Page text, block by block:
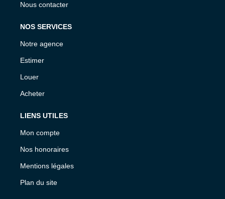
Nous contacter
NOS SERVICES
Notre agence
Estimer
Louer
Acheter
LIENS UTILES
Mon compte
Nos honoraires
Mentions légales
Plan du site